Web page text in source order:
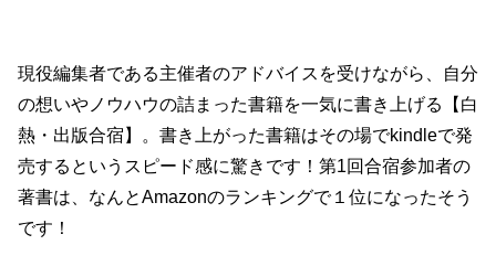
現役編集者である主催者のアドバイスを受けながら、自分
の想いやノウハウの詰まった書籍を一気に書き上げる【白
熱・出版合宿】。書き上がった書籍はその場でkindleで発
売するというスピード感に驚きです！第1回合宿参加者の
著書は、なんとAmazonのランキングで１位になったそう
です！